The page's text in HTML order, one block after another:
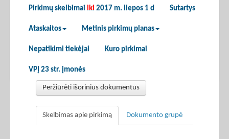
Pirkimų skelbimai iki 2017 m. liepos 1 d Sutartys
Ataskaitos Metinis pirkimų planas
Nepatikimi tiekėjai Kuro pirkimai
VPĮ 23 str. įmonės
Peržiūrėti išorinius dokumentus
Skelbimas apie pirkimą Dokumento grupė